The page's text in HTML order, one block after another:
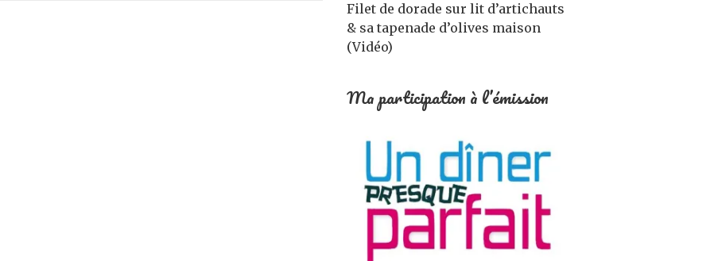
Filet de dorade sur lit d’artichauts
& sa tapenade d’olives maison
(Vidéo)
Ma participation à l’émission